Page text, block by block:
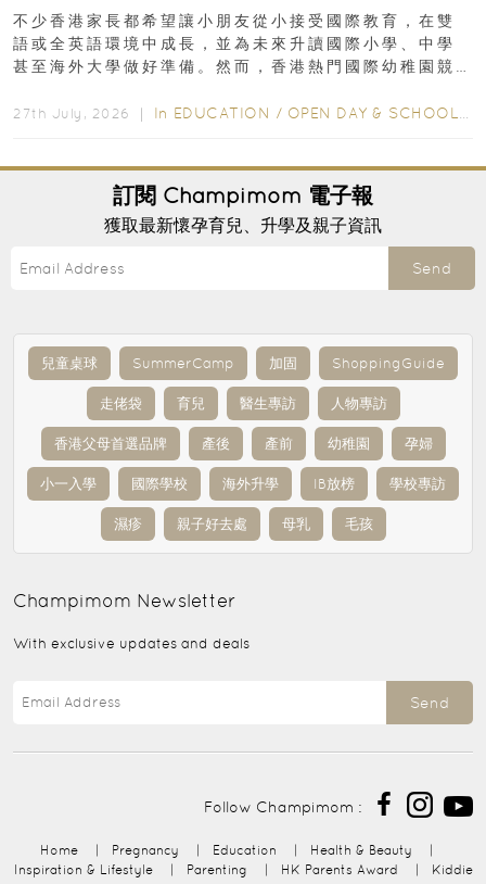
不少香港家長都希望讓小朋友從小接受國際教育，在雙
語或全英語環境中成長，並為未來升讀國際小學、中學
甚至海外大學做好準備。然而，香港熱門國際幼稚園競
27th July, 2026 ｜ In EDUCATION / OPEN DAY & SCHOOL EVENTS
訂閱 Champimom 電子報
獲取最新懷孕育兒、升學及親子資訊
Send
兒童桌球 SummerCamp 加固 ShoppingGuide
走佬袋 育兒 醫生專訪 人物專訪
香港父母首選品牌 產後 產前 幼稚園 孕婦
小一入學 國際學校 海外升學 IB放榜 學校專訪
濕疹 親子好去處 母乳 毛孩
Champimom Newsletter
With exclusive updates and deals
Send
Follow Champimom :
Home | Pregnancy | Education | Health & Beauty
|
Inspiration & Lifestyle
| Parenting | HK Parents Award | Kiddie